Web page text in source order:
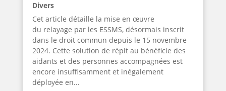
Divers
Cet article détaille la mise en œuvre
du relayage par les ESSMS, désormais inscrit
dans le droit commun depuis le 15 novembre
2024. Cette solution de répit au bénéficie des
aidants et des personnes accompagnées est
encore insuffisamment et inégalement
déployée en...